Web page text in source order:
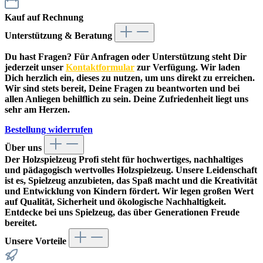
Kauf auf Rechnung
Unterstützung & Beratung
Du hast Fragen? Für Anfragen oder Unterstützung steht Dir
jederzeit unser Kontaktformular zur Verfügung. Wir laden
Dich herzlich ein, dieses zu nutzen, um uns direkt zu erreichen.
Wir sind stets bereit, Deine Fragen zu beantworten und bei
allen Anliegen behilflich zu sein. Deine Zufriedenheit liegt uns
sehr am Herzen.
Bestellung widerrufen
Über uns
Der Holzspielzeug Profi steht für hochwertiges, nachhaltiges
und pädagogisch wertvolles Holzspielzeug. Unsere Leidenschaft
ist es, Spielzeug anzubieten, das Spaß macht und die Kreativität
und Entwicklung von Kindern fördert. Wir legen großen Wert
auf Qualität, Sicherheit und ökologische Nachhaltigkeit.
Entdecke bei uns Spielzeug, das über Generationen Freude
bereitet.
Unsere Vorteile